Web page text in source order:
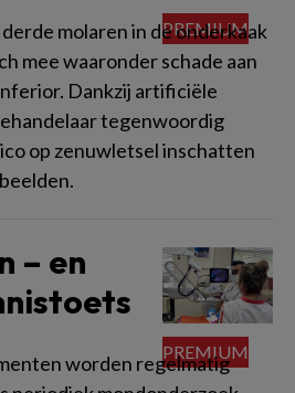
molaren in de onderkaak
mee waaronder schade aan
Dankzij artificiële
tegenwoordig
op zenuwletsel inschatten
– en
worden regelmatig